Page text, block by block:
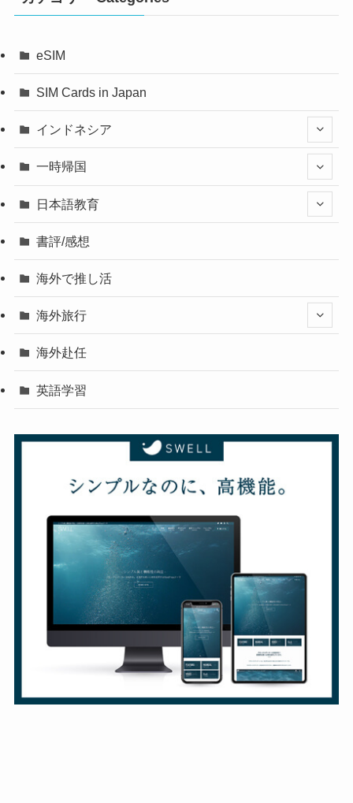
eSIM
SIM Cards in Japan
インドネシア
一時帰国
日本語教育
書評/感想
海外で推し活
海外旅行
海外赴任
英語学習